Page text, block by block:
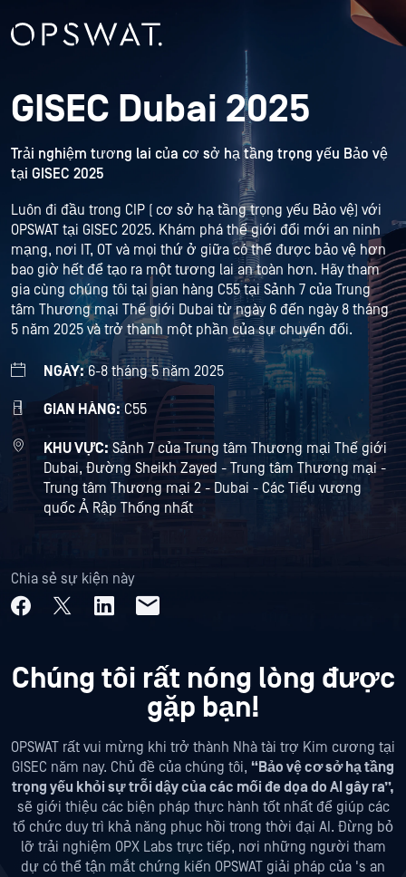
GISEC Dubai 2025
Trải nghiệm tương lai của cơ sở hạ tầng trọng yếu Bảo vệ
tại GISEC 2025
Luôn đi đầu trong CIP ( cơ sở hạ tầng trọng yếu Bảo vệ) với
OPSWAT tại GISEC 2025. Khám phá thế giới đổi mới an ninh
mạng, nơi IT, OT và mọi thứ ở giữa có thể được bảo vệ hơn
bao giờ hết để tạo ra một tương lai an toàn hơn. Hãy tham
gia cùng chúng tôi tại gian hàng C55 tại Sảnh 7 của Trung
tâm Thương mại Thế giới Dubai từ ngày 6 đến ngày 8 tháng
5 năm 2025 và trở thành một phần của sự chuyển đổi.
NGÀY:6-8 tháng 5 năm 2025
GIAN HÀNG:C55
KHU VỰC: Sảnh 7 của Trung tâm Thương mại Thế giới
Dubai, Đường Sheikh Zayed - Trung tâm Thương mại -
Trung tâm Thương mại 2 - Dubai - Các Tiểu vương
quốc Ả Rập Thống nhất
Chia sẻ sự kiện này
Chúng tôi rất nóng lòng được
gặp bạn!
OPSWAT rất vui mừng khi trở thành Nhà tài trợ Kim cương tại
GISEC năm nay. Chủ đề của chúng tôi, “Bảo vệ cơ sở hạ tầng
trọng yếu khỏi sự trỗi dậy của các mối đe dọa do AI gây ra”,
sẽ giới thiệu các biện pháp thực hành tốt nhất để giúp các
tổ chức duy trì khả năng phục hồi trong thời đại AI. Đừng bỏ
lỡ trải nghiệm OPX Labs trực tiếp, nơi những người tham
dự có thể tận mắt chứng kiến OPSWAT giải pháp của 's an